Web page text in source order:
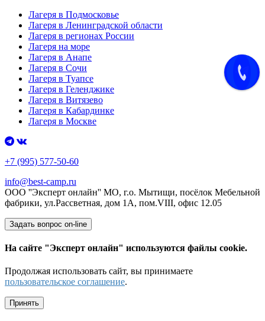
Лагеря в Подмосковье
Лагеря в Ленинградской области
Лагеря в регионах России
Лагеря на море
Лагеря в Анапе
Лагеря в Сочи
Лагеря в Туапсе
Лагеря в Геленджике
Лагеря в Витязево
Лагеря в Кабардинке
Лагеря в Москве
+7 (995) 577-50-60
info@best-camp.ru
ООО ''Эксперт онлайн'' МО, г.о. Мытищи, посёлок Мебельной
фабрики, ул.Рассветная, дом 1А, пом.VIII, офис 12.05
Задать вопрос on-line
На сайте "Эксперт онлайн" используются файлы cookie.
Продолжая использовать сайт, вы принимаете
пользовательское соглашение.
Принять